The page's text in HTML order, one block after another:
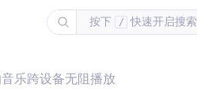
按下 / 快速开启搜索
乐跨设备无阻播放